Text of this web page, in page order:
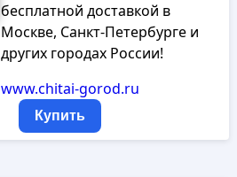
бесплатной доставкой в
Москве, Санкт-Петербурге и
других городах России!
www.chitai-gorod.ru
Купить